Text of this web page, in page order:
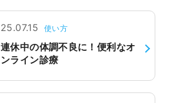
25.07.15 使い方
連休中の体調不良に！便利なオ
ンライン診療